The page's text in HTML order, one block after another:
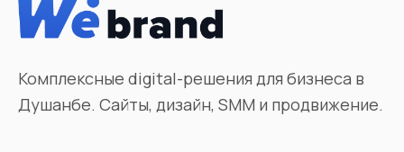
Комплексные digital-решения для бизнеса в
Душанбе. Сайты, дизайн, SMM и продвижение.